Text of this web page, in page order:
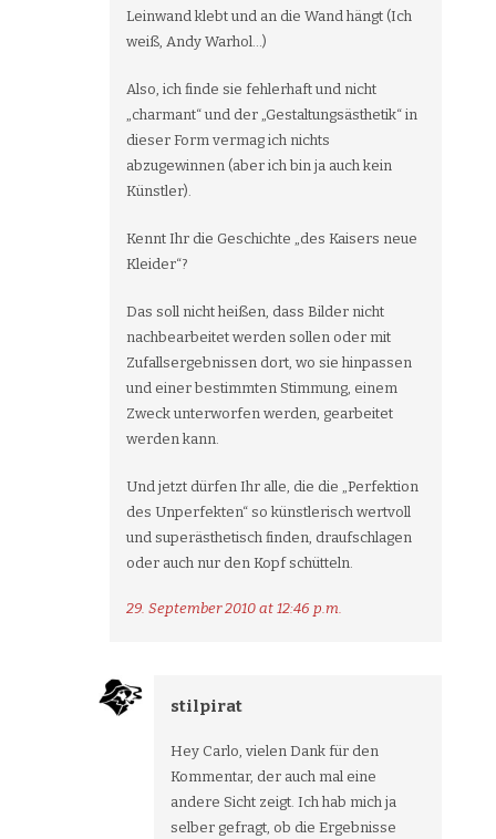
Leinwand klebt und an die Wand hängt (Ich
weiß, Andy Warhol…)
Also, ich finde sie fehlerhaft und nicht
„charmant“ und der „Gestaltungsästhetik“ in
dieser Form vermag ich nichts
abzugewinnen (aber ich bin ja auch kein
Künstler).
Kennt Ihr die Geschichte „des Kaisers neue
Kleider“?
Das soll nicht heißen, dass Bilder nicht
nachbearbeitet werden sollen oder mit
Zufallsergebnissen dort, wo sie hinpassen
und einer bestimmten Stimmung, einem
Zweck unterworfen werden, gearbeitet
werden kann.
Und jetzt dürfen Ihr alle, die die „Perfektion
des Unperfekten“ so künstlerisch wertvoll
und superästhetisch finden, draufschlagen
oder auch nur den Kopf schütteln.
29. September 2010 at 12:46 p.m.
stilpirat
Hey Carlo, vielen Dank für den
Kommentar, der auch mal eine
andere Sicht zeigt. Ich hab mich ja
selber gefragt, ob die Ergebnisse